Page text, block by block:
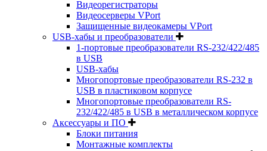
Видеорегистраторы
Видеосерверы VPort
Защищенные видеокамеры VPort
USB-хабы и преобразователи
1-портовые преобразователи RS-232/422/485
в USB
USB-хабы
Многопортовые преобразователи RS-232 в
USB в пластиковом корпусе
Многопортовые преобразователи RS-
232/422/485 в USB в металлическом корпусе
Аксессуары и ПО
Блоки питания
Монтажные комплекты